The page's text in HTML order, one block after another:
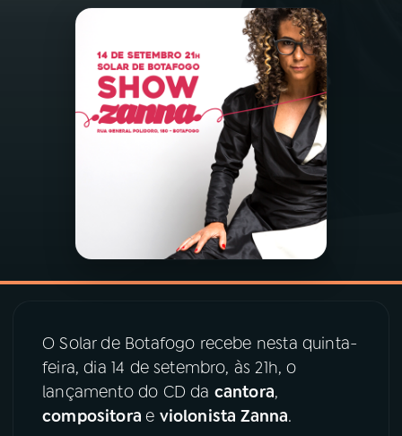
PROGRAMAS
07ÚLTIMAS
08 PRÊMIO RÁDIO MEC
ACOMPANHE A RÁDIO MEC
O Solar de Botafogo recebe nesta quinta-
feira, dia 14 de setembro, às 21h, o
lançamento do CD da cantora,
compositorae violonista Zanna.